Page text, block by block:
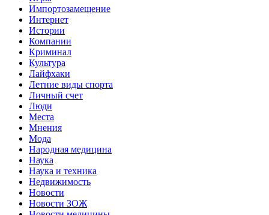
Импортозамещение
Интернет
Истории
Компании
Криминал
Культура
Лайфхаки
Летние виды спорта
Личный счет
Люди
Места
Мнения
Мода
Народная медицина
Наука
Наука и техника
Недвижимость
Новости
Новости ЗОЖ